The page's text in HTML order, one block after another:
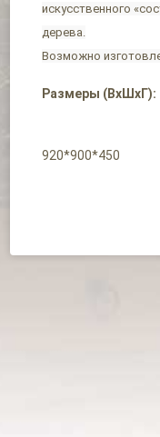
искусственного
дерева.
Возможно
Размеры (ВхШхГ):
920*900*450